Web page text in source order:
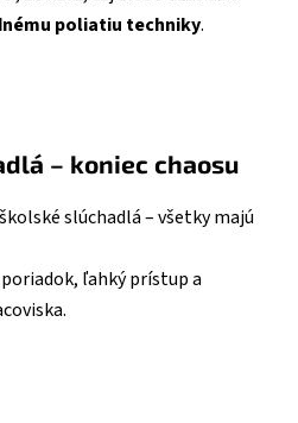
poliatiu techniky.
– koniec chaosu
slúchadlá – všetky majú
ľahký prístup a